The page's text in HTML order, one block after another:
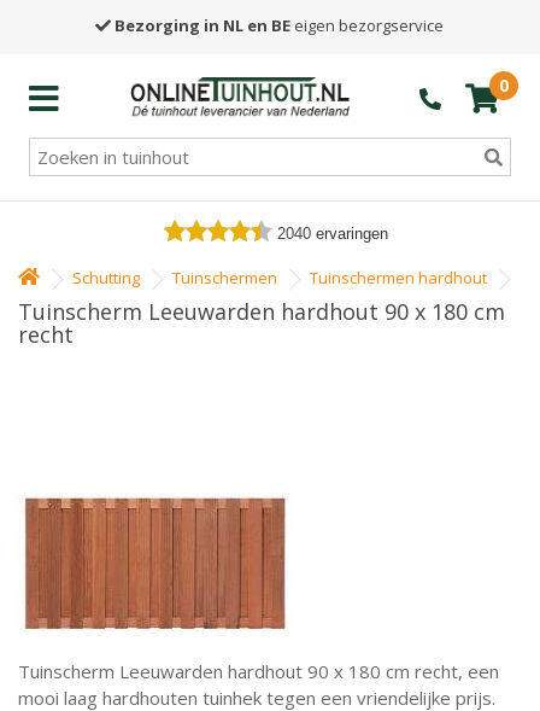
Bezorging in NL en BE eigen bezorgservice
0
2040 ervaringen
Schutting Tuinschermen Tuinschermen hardhout
Tuinscherm Leeuwarden hardhout 90 x 180 cm
recht
Tuinscherm Leeuwarden hardhout 90 x 180 cm recht, een
mooi laag hardhouten tuinhek tegen een vriendelijke prijs.